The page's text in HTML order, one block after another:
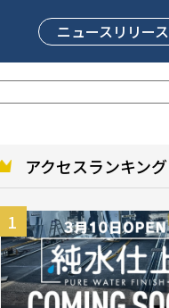
ニュースリリース
アクセスランキング